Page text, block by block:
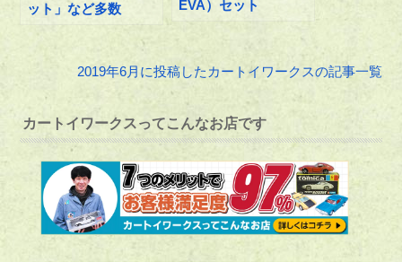
ット」など多数
EVA）セット
2019年6月に投稿したカートイワークスの記事一覧
カートイワークスってこんなお店です